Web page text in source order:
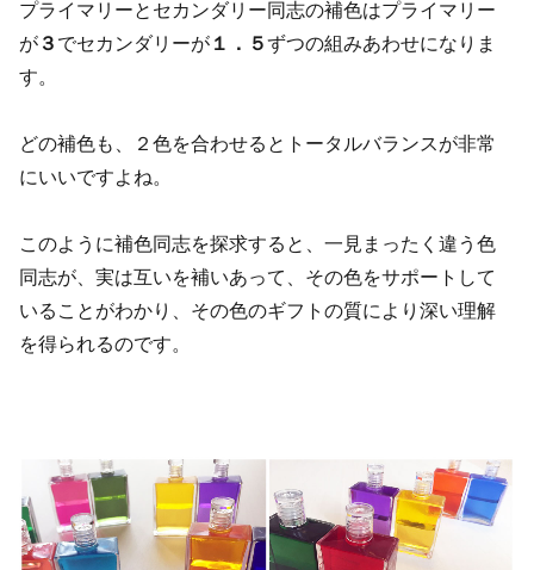
プライマリーとセカンダリー同志の補色はプライマリー
が ３ でセカンダリーが １．５ずつの組みあわせになりま
す。
どの補色も、２色を合わせるとトータルバランスが非常
にいいですよね。
このように補色同志を探求すると、一見まったく違う色
同志が、実は互いを補いあって、その色をサポートして
いることがわかり、その色のギフトの質により深い理解
を得られるのです。